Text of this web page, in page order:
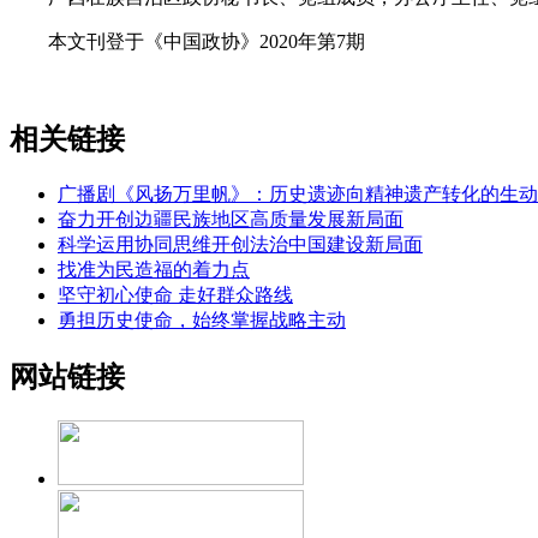
本文刊登于《中国政协》2020年第7期
相关链接
广播剧《风扬万里帆》：历史遗迹向精神遗产转化的生
奋力开创边疆民族地区高质量发展新局面
科学运用协同思维开创法治中国建设新局面
找准为民造福的着力点
坚守初心使命 走好群众路线
勇担历史使命，始终掌握战略主动
网站链接